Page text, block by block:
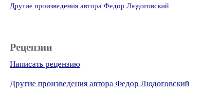
Другие произведения автора Федор Людоговский
Рецензии
Написать рецензию
Другие произведения автора Федор Людоговский